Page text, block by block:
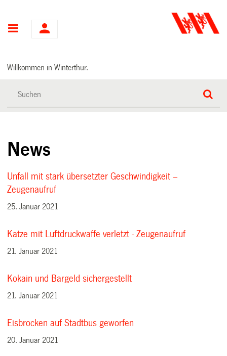
Hauptnavigation
Willkommen in Winterthur.
News
Unfall mit stark übersetzter Geschwindigkeit –
Zeugenaufruf
25. Januar 2021
Katze mit Luftdruckwaffe verletzt - Zeugenaufruf
21. Januar 2021
Kokain und Bargeld sichergestellt
21. Januar 2021
Eisbrocken auf Stadtbus geworfen
20. Januar 2021